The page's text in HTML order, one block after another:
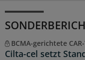
BCMA-gerichtete
Cilta-cel setzt